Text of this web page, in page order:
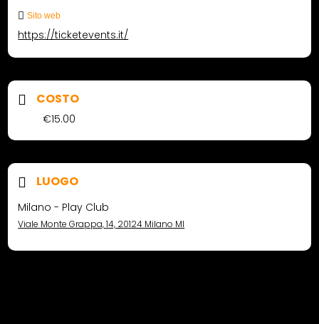
Sito web
https://ticketevents.it/
COSTO
€15.00
LUOGO
Milano - Play Club
Viale Monte Grappa, 14, 20124 Milano MI